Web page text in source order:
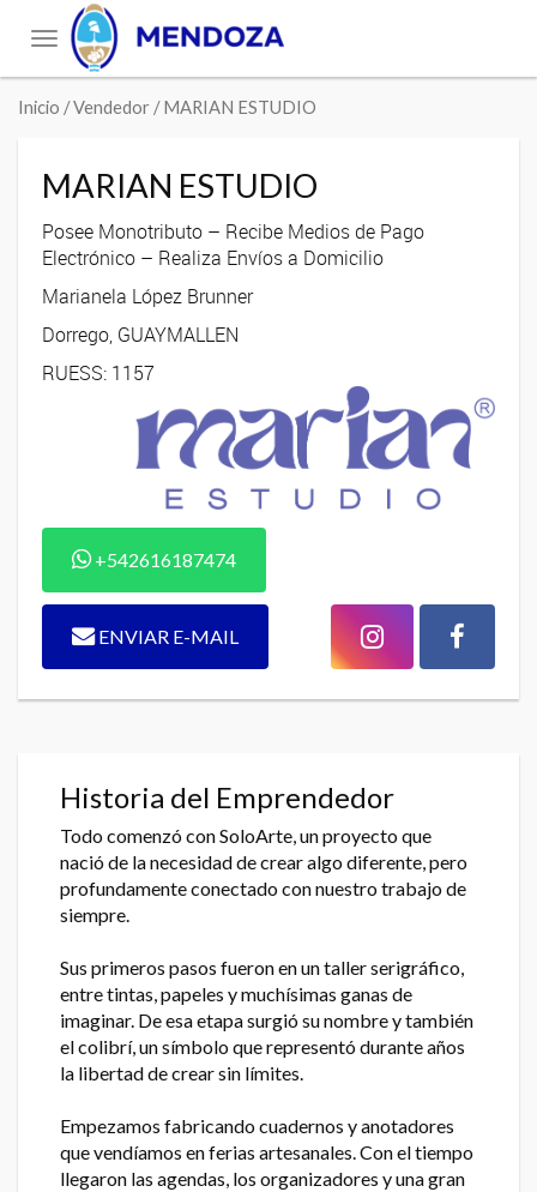
Toggle
navigation
Inicio / Vendedor / MARIAN ESTUDIO
MARIAN ESTUDIO
Posee Monotributo – Recibe Medios de Pago
Electrónico – Realiza Envíos a Domicilio
Marianela López Brunner
Dorrego, GUAYMALLEN
RUESS: 1157
+542616187474
ENVIAR E-MAIL
Historia del Emprendedor
Todo comenzó con SoloArte, un proyecto que
nació de la necesidad de crear algo diferente, pero
profundamente conectado con nuestro trabajo de
siempre.
Sus primeros pasos fueron en un taller serigráfico,
entre tintas, papeles y muchísimas ganas de
imaginar. De esa etapa surgió su nombre y también
el colibrí, un símbolo que representó durante años
la libertad de crear sin límites.
Empezamos fabricando cuadernos y anotadores
que vendíamos en ferias artesanales. Con el tiempo
llegaron las agendas, los organizadores y una gran